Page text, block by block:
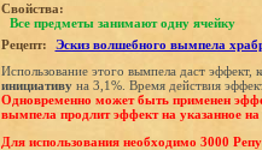
Свойства:
Все предметы занимают одну ячейку
Рецепт:
Эскиз волшебного вымпела
Использование этого вымпела даст
инициативуна 3,1%. Время действия
Одновременно может быть применен
вымпела продлит эффект на указанное
Для использования необходимо 3000